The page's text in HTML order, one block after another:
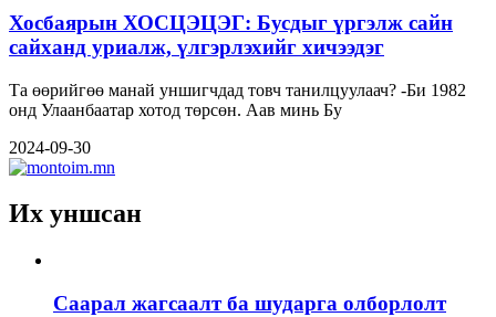
Хосбаярын ХОСЦЭЦЭГ: Бусдыг үргэлж сайн
сайханд уриалж, үлгэрлэхийг хичээдэг
Та өөрийгөө манай уншигчдад товч танилцуулаач? -Би 1982
онд Улаанбаатар хотод төрсөн. Аав минь Бу
2024-09-30
Их уншсан
Саарал жагсаалт ба шударга олборлолт